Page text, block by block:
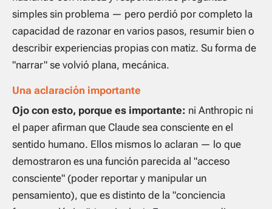
simples sin problema — pero perdió por completo la
capacidad de razonar en varios pasos, resumir bien o
describir experiencias propias con matiz. Su forma de
"narrar" se volvió plana, mecánica.
Una aclaración importante
Ojo con esto, porque es importante: ni Anthropic ni
el paper afirman que Claude sea consciente en el
sentido humano. Ellos mismos lo aclaran — lo que
demostraron es una función parecida al "acceso
consciente" (poder reportar y manipular un
pensamiento), que es distinto de la "conciencia